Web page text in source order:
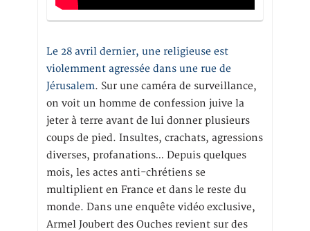
Le 28 avril dernier, une religieuse est
violemment agressée dans une rue de
Jérusalem. Sur une caméra de surveillance,
on voit un homme de confession juive la
jeter à terre avant de lui donner plusieurs
coups de pied. Insultes, crachats, agressions
diverses, profanations… Depuis quelques
mois, les actes anti-chrétiens se
multiplient en France et dans le reste du
monde. Dans une enquête vidéo exclusive,
Armel Joubert des Ouches revient sur des